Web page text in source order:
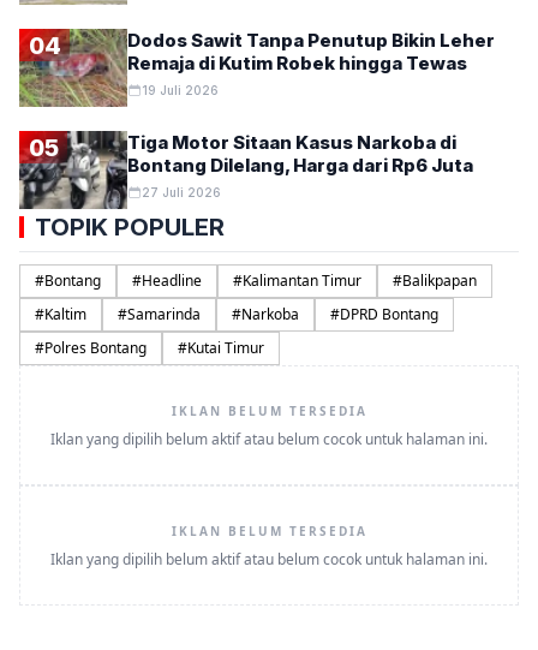
04
Dodos Sawit Tanpa Penutup Bikin Leher
Remaja di Kutim Robek hingga Tewas
19 Juli 2026
05
Tiga Motor Sitaan Kasus Narkoba di
Bontang Dilelang, Harga dari Rp6 Juta
27 Juli 2026
TOPIK POPULER
#Bontang #Headline #Kalimantan Timur #Balikpapan
#Kaltim #Samarinda #Narkoba #DPRD Bontang
#Polres Bontang #Kutai Timur
IKLAN BELUM TERSEDIA
Iklan yang dipilih belum aktif atau belum cocok untuk halaman ini.
IKLAN BELUM TERSEDIA
Iklan yang dipilih belum aktif atau belum cocok untuk halaman ini.